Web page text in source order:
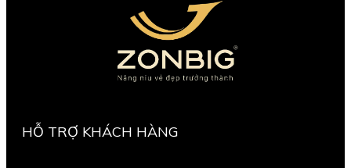
HỖ TRỢ KHÁCH HÀNG